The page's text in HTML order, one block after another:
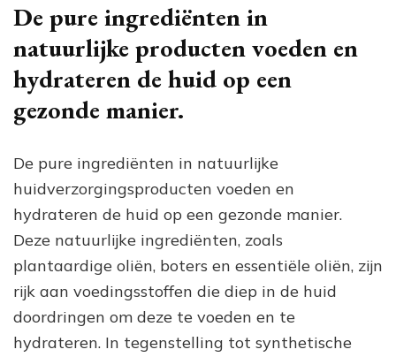
De pure ingrediënten in
natuurlijke producten voeden en
hydrateren de huid op een
gezonde manier.
De pure ingrediënten in natuurlijke
huidverzorgingsproducten voeden en
hydrateren de huid op een gezonde manier.
Deze natuurlijke ingrediënten, zoals
plantaardige oliën, boters en essentiële oliën, zijn
rijk aan voedingsstoffen die diep in de huid
doordringen om deze te voeden en te
hydrateren. In tegenstelling tot synthetische